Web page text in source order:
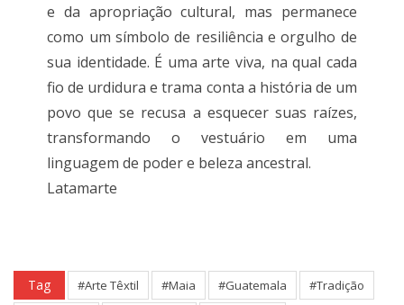
e da apropriação cultural, mas permanece
como um símbolo de resiliência e orgulho de
sua identidade. É uma arte viva, na qual cada
fio de urdidura e trama conta a história de um
povo que se recusa a esquecer suas raízes,
transformando o vestuário em uma
linguagem de poder e beleza ancestral.
Latamarte
Tag #Arte Têxtil #Maia #Guatemala
#Tradição